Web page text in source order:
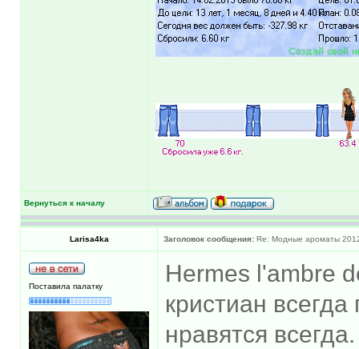
Вернуться к началу
Larisa4ka Заголовок сообщения: Re: Модные ароматы
Поставила палатку
Hermes l'ambre
кристиан
нравятся